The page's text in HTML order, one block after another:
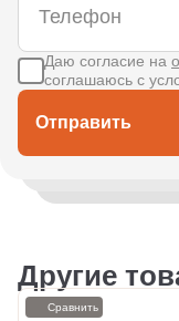
Отправить
Даю согласие на
соглашаюсь с
Другие
Сравнить